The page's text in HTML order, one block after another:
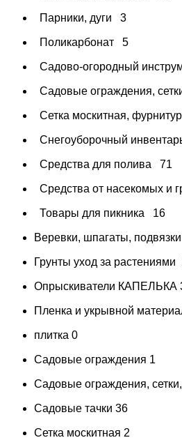
Парники, дуги 3
Поликарбонат 5
Садово-огородный
Садовые ограждения,
Сетка москитная,
Снегоуборочный
Средства для полива 71
Средства от насекомых и
Товары для пикника 16
Веревки, шпагаты,
Грунты уход за растениями
Опрыскиватели КАПЕЛЬКА
Пленка и укрывной
плитка 0
Садовые ограждения 1
Садовые ограждения,
Садовые тачки 36
Сетка москитная 2